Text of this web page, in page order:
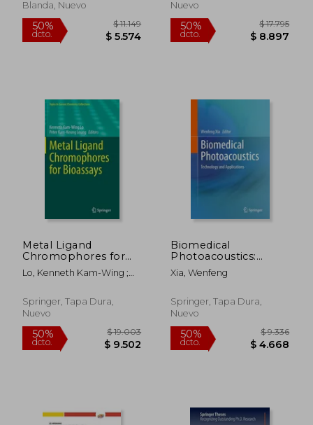
50% $ 11.754 40%
Blanda, Nuevo
Nuevo
Metal Ligand
Chromophores for
Bioassays (en Inglés)
Lo, Kenneth Kam-Wing ;
Springer, Tapa Dura,
Nuevo
Biomedical
Photoacoustics:
Technology and
Applications (en
Xia, Wenfeng
Springer, Tapa Dura,
Nuevo